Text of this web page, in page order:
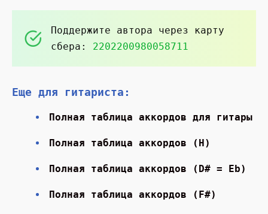
Поддержите автора через карту
сбера: 2202200980058711
Еще для гитариста:
Полная таблица аккордов для гитары
Полная таблица аккордов (H)
Полная таблица аккордов (D# = Eb)
Полная таблица аккордов (F#)